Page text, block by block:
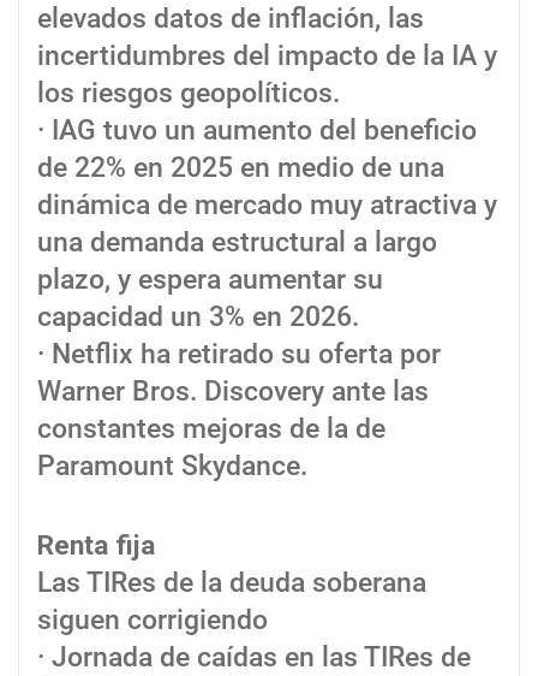
elevados datos de inflación, las
incertidumbres del impacto de la IA y
los riesgos geopolíticos.
· IAG tuvo un aumento del beneficio
de 22% en 2025 en medio de una
dinámica de mercado muy atractiva y
una demanda estructural a largo
plazo, y espera aumentar su
capacidad un 3% en 2026.
· Netflix ha retirado su oferta por
Warner Bros. Discovery ante las
constantes mejoras de la de
Paramount Skydance.
Renta fija
Las TIRes de la deuda soberana
siguen corrigiendo
· Jornada de caídas en las TIRes de